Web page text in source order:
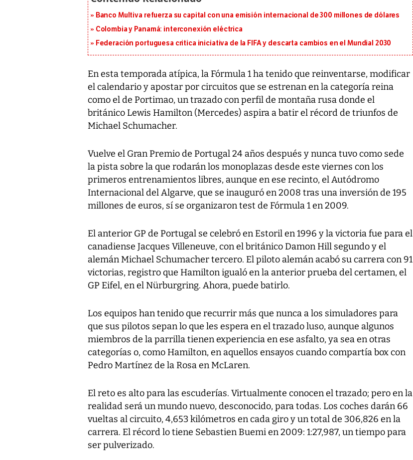
Banco Multiva refuerza su capital con una emisión internacional de 300 millones de dólares
Colombia y Panamá: interconexión eléctrica
Federación portuguesa critica iniciativa de la FIFA y descarta cambios en el Mundial 2030
En esta temporada atípica, la Fórmula 1 ha tenido que reinventarse, modificar
el calendario y apostar por circuitos que se estrenan en la categoría reina
como el de Portimao, un trazado con perfil de montaña rusa donde el
británico Lewis Hamilton (Mercedes) aspira a batir el récord de triunfos de
Michael Schumacher.
Vuelve el Gran Premio de Portugal 24 años después y nunca tuvo como sede
la pista sobre la que rodarán los monoplazas desde este viernes con los
primeros entrenamientos libres, aunque en ese recinto, el Autódromo
Internacional del Algarve, que se inauguró en 2008 tras una inversión de 195
millones de euros, sí se organizaron test de Fórmula 1 en 2009.
El anterior GP de Portugal se celebró en Estoril en 1996 y la victoria fue para el
canadiense Jacques Villeneuve, con el británico Damon Hill segundo y el
alemán Michael Schumacher tercero. El piloto alemán acabó su carrera con 91
victorias, registro que Hamilton igualó en la anterior prueba del certamen, el
GP Eifel, en el Nürburgring. Ahora, puede batirlo.
Los equipos han tenido que recurrir más que nunca a los simuladores para
que sus pilotos sepan lo que les espera en el trazado luso, aunque algunos
miembros de la parrilla tienen experiencia en ese asfalto, ya sea en otras
categorías o, como Hamilton, en aquellos ensayos cuando compartía box con
Pedro Martínez de la Rosa en McLaren.
El reto es alto para las escuderías. Virtualmente conocen el trazado; pero en la
realidad será un mundo nuevo, desconocido, para todas. Los coches darán 66
vueltas al circuito, 4,653 kilómetros en cada giro y un total de 306,826 en la
carrera. El récord lo tiene Sebastien Buemi en 2009: 1:27,987, un tiempo para
ser pulverizado.